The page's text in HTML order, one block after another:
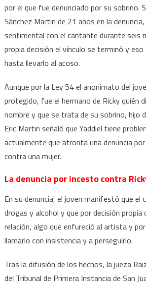
por el que fue denunciado por su sobrino.
Sánchez Martin de 21 años en la
sentimental con el cantante durante seis
propia decisión el vínculo se terminó y
hasta llevarlo al acoso.
Aunque por la Ley 54 el anonimato del
protegido, fue el hermano de Ricky quién
nombre y que se trata de su sobrino, hijo
Eric Martin señaló que Yaddiel tiene
actualmente que afronta una denuncia
contra una mujer.
La denuncia por incesto contra
En su denuncia, el joven manifestó que el
drogas y alcohol y que por decisión propia
relación, algo que enfureció al artista y
llamarlo con insistencia y a perseguirlo.
Tras la difusión de los hechos, la jueza
del Tribunal de Primera Instancia de San